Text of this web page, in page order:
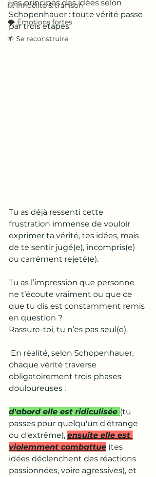
💥 Infidélité & trahison
🌪️ Émotions fortes
🌱 Se reconstruire
Les principes des idées selon
Schopenhauer : toute vérité passe
par trois étapes
Tu as déjà ressenti cette
frustration immense de vouloir
exprimer ta vérité, tes idées, mais
de te sentir jugé(e), incompris(e)
ou carrément rejeté(e).
Tu as l’impression que personne
ne t’écoute vraiment ou que ce
que tu dis est constamment remis
en question ?
Rassure-toi, tu n’es pas seul(e).
chaque vérité traverse
obligatoirement trois phases
douloureuses :
d'abord elle est ridiculisée (tu
passes pour quelqu'un d'étrange
ou d'extrême), ensuite elle est
violemment combattue (tes
idées déclenchent des réactions
passionnées, voire agressives), et